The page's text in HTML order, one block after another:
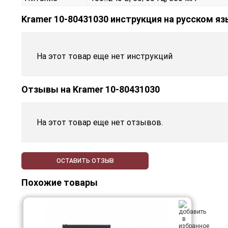
Kramer 10-80431030 инструкция на русском
На этот товар еще нет инструкций
Отзывы на Kramer 10-80431030
На этот товар еще нет отзывов.
ОСТАВИТЬ ОТЗЫВ
Похожие товары